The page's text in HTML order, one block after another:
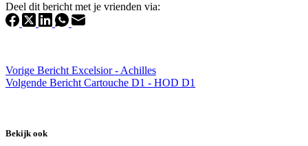
Deel dit bericht met je vrienden via:
Vorige Bericht Excelsior - Achilles
Volgende Bericht Cartouche D1 - HOD D1
Bekijk ook